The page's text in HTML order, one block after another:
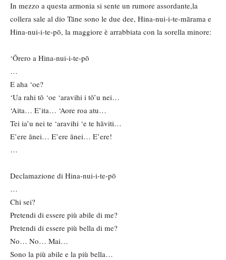
In mezzo a questa armonia si sente un rumore assordante,la
collera sale al dio Tāne sono le due dee, Hina-nui-i-te-mārama e
Hina-nui-i-te-pō, la maggiore è arrabbiata con la sorella minore:
‘Ōrero a Hina-nui-i-te-pō
…
E aha ‘oe?
‘Ua rahi tō ‘oe ‘aravihi i tō’u nei…
‘Aita… E’ita… ‘Aore roa atu…
Tei ia’u nei te ‘aravihi ‘e te hāviti…
E’ere ānei… E’ere ānei… E’ere!
…
Declamazione di Hina-nui-i-te-pō
…
Chi sei?
Pretendi di essere più abile di me?
Pretendi di essere più bella di me?
No… No… Mai…
Sono la più abile e la più bella…